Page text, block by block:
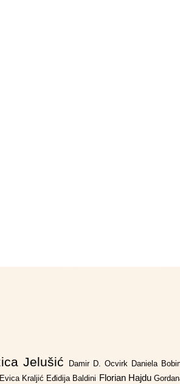
Jelušić Damir D. Ocvirk Daniela
Evica Kraljić Eđidija Baldini Florian Hajdu